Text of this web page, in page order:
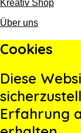
Kreativ Shop
Über uns
Cookies
Diese
Erfahrung